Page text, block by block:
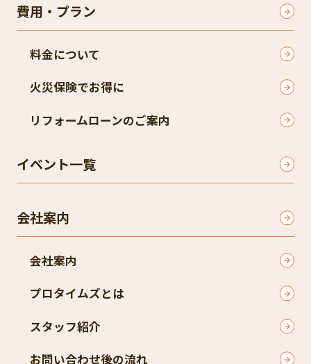
費用・プラン
料金について
火災保険でお得に
リフォームローンのご案内
イベント一覧
会社案内
会社案内
プロタイムズとは
スタッフ紹介
お問い合わせ後の流れ